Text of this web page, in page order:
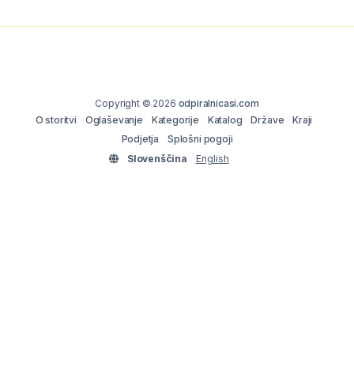
Copyright © 2026 odpiralnicasi.com
O storitvi
Oglaševanje Kategorije Katalog Države
Kraji
Podjetja
Splošni pogoji
Slovenščina
English